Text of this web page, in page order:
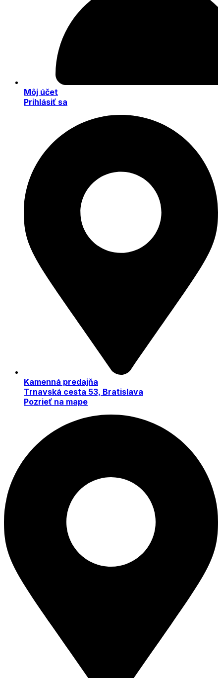
Môj účet
Prihlásiť sa
Kamenná predajňa
Trnavská cesta 53, Bratislava
Pozrieť na mape